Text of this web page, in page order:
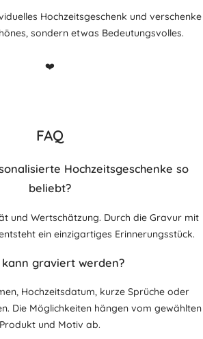
Hochzeitsgeschenk und verschenke
sondern etwas Bedeutungsvolles.
❤️
FAQ
Hochzeitsgeschenke so
beliebt?
und Wertschätzung. Durch die Gravur mit
ein einzigartiges Erinnerungsstück.
kann graviert werden?
Hochzeitsdatum, kurze Sprüche oder
Die Möglichkeiten hängen vom gewählten
Produkt und Motiv ab.